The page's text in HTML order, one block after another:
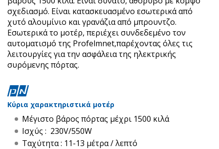
σχεδιασμό. Είναι κατασκευασμένο εσωτερικά από
χυτό αλουμίνιο και γρανάζια από μπρουντζο.
Εσωτερικά το μοτέρ, περιέχει συνδεδεμένο τον
αυτοματισμό της Profelmnet,παρέχοντας όλες τις
λειτουργίες για την ασφάλεια της ηλεκτρικής
συρόμενης πόρτας.
Κύρια χαρακτηριστικά μοτέρ
Μέγιστο βάρος πόρτας μέχρι 1500 κιλά
Ισχύς : 230V/550W
Ταχύτητα : 11-13 μέτρα / λεπτό